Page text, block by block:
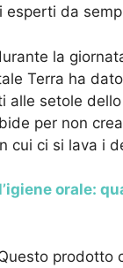
esperti da
la
Terra ha
alle setole
per non
cui ci si lava i
orale:
prodotto